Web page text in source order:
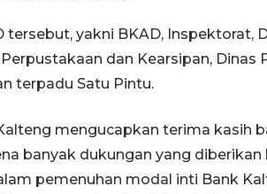
tersebut, yakni BKAD, Inspektorat,
Perpustakaan dan Kearsipan,
terpadu Satu Pintu.
mengucapkan terima kasih
banyak dukungan yang
pemenuhan modal inti Bank